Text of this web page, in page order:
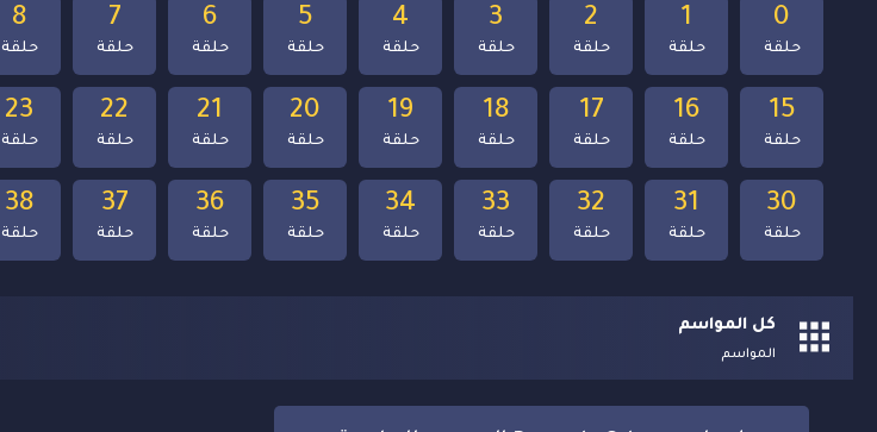
38
حلقة
37
حلقة
36
حلقة
35
حلقة
34
حلقة
33
حلقة
32
حلقة
31
حلقة
30
حلقة
23
حلقة
22
حلقة
21
حلقة
20
حلقة
19
حلقة
18
حلقة
17
حلقة
16
حلقة
15
حلقة
8
حلقة
7
حلقة
6
حلقة
5
حلقة
4
حلقة
3
حلقة
2
حلقة
1
حلقة
0
حلقة
كل المواسم
المواسم